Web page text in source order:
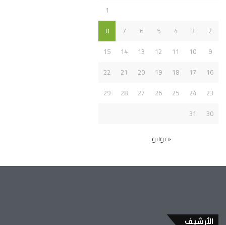
1
2
3
4
5
6
7
8
9
10
11
12
13
14
15
16
17
18
19
20
21
22
23
24
25
26
27
28
29
30
31
« يوليو
الأرشيف